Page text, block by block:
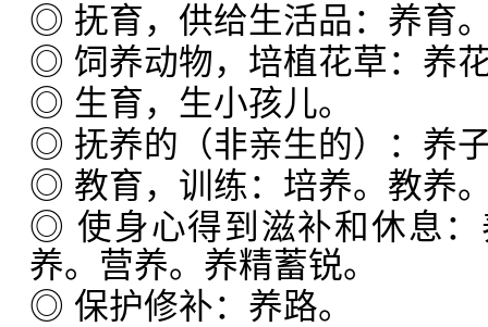
◎ 抚育，供给生活品：养育
◎ 饲养动物，培植花草：养
◎ 生育，生小孩儿。
◎ 抚养的（非亲生的）：养
◎ 教育，训练：培养。教养
◎ 使身心得到滋补和休息
养。营养。养精蓄锐。
◎ 保护修补：养路。